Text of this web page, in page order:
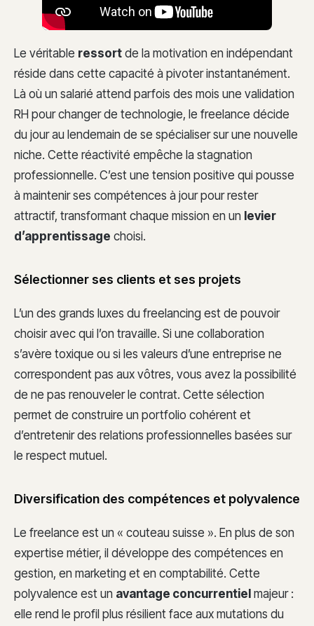
Le véritable ressort de la motivation en indépendant
réside dans cette capacité à pivoter instantanément.
Là où un salarié attend parfois des mois une validation
RH pour changer de technologie, le freelance décide
du jour au lendemain de se spécialiser sur une nouvelle
niche. Cette réactivité empêche la stagnation
professionnelle. C’est une tension positive qui pousse
à maintenir ses compétences à jour pour rester
attractif, transformant chaque mission en un levier
d’apprentissage choisi.
Sélectionner ses clients et ses projets
L’un des grands luxes du freelancing est de pouvoir
choisir avec qui l’on travaille. Si une collaboration
s’avère toxique ou si les valeurs d’une entreprise ne
correspondent pas aux vôtres, vous avez la possibilité
de ne pas renouveler le contrat. Cette sélection
permet de construire un portfolio cohérent et
d’entretenir des relations professionnelles basées sur
le respect mutuel.
Diversification des compétences et polyvalence
Le freelance est un « couteau suisse ». En plus de son
expertise métier, il développe des compétences en
gestion, en marketing et en comptabilité. Cette
polyvalence est un avantage concurrentiel majeur :
elle rend le profil plus résilient face aux mutations du